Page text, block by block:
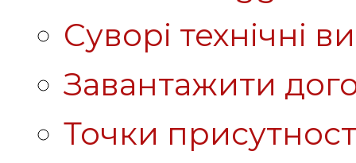
Суворі технічні
Завантажити
Точки